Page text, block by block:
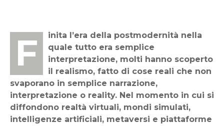
Finita l’era della postmodernità nella
quale tutto era semplice
interpretazione, molti hanno scoperto
il realismo, fatto di cose reali che non
svaporano in semplice narrazione,
interpretazione o reality. Nel momento in cui si
diffondono realtà virtuali, mondi simulati,
intelligenze artificiali, metaversi e piattaforme